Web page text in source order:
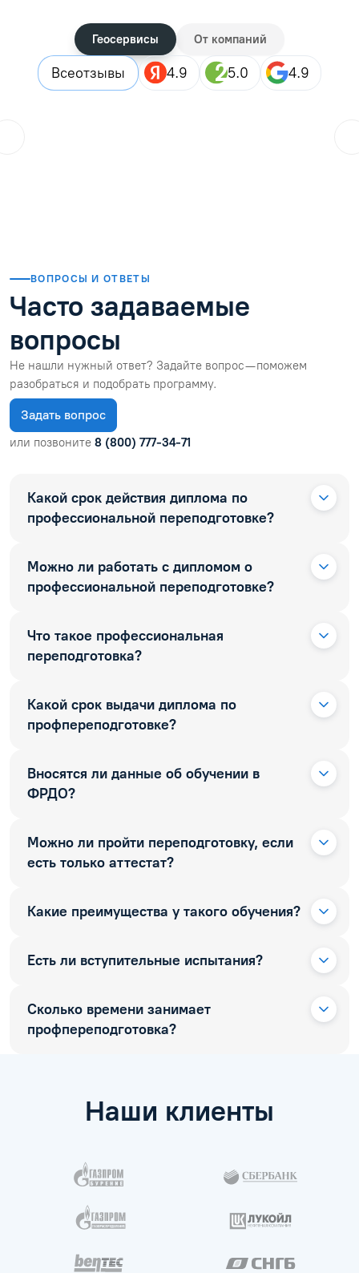
Геосервисы От компаний
Всеотзывы 4.9 5.0 4.9
ВОПРОСЫ И ОТВЕТЫ
Часто задаваемые
вопросы
Не нашли нужный ответ? Задайте вопрос — поможем
разобраться и подобрать программу.
Задать вопрос
или позвоните 8 (800) 777-34-71
Какой срок действия диплома по
профессиональной переподготовке?
Можно ли работать с дипломом о
профессиональной переподготовке?
Что такое профессиональная
переподготовка?
Какой срок выдачи диплома по
профпереподготовке?
Вносятся ли данные об обучении в
ФРДО?
Можно ли пройти переподготовку, если
есть только аттестат?
Какие преимущества у такого обучения?
Есть ли вступительные испытания?
Сколько времени занимает
профпереподготовка?
Наши клиенты